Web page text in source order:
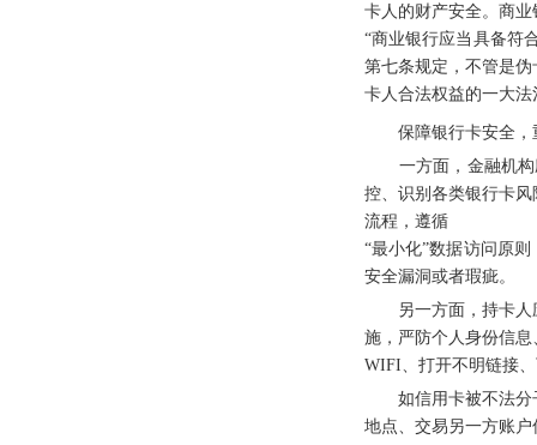
卡人的财产安全。商
“商业银行应当具备符
第七条规定，不管是
卡人合法权益的一大
保障银行卡安全，
一方面，金融机构应
控、识别各类银行卡
流程，遵循
“最小化”数据访问原
安全漏洞或者瑕疵。
另一方面，持卡人应
施，严防个人身份信
WIFI、打开不明链接
如信用卡被不法分子
地点、交易另一方账户